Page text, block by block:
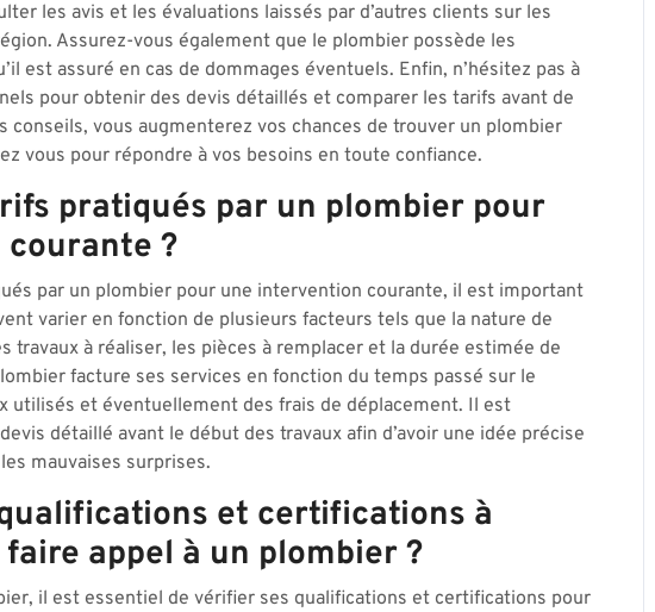
les avis et les évaluations laissés par d’autres clients sur les
Assurez-vous également que le plombier possède les
est assuré en cas de dommages éventuels. Enfin, n’hésitez pas à
pour obtenir des devis détaillés et comparer les tarifs avant de
conseils, vous augmenterez vos chances de trouver un plombier
vous pour répondre à vos besoins en toute confiance.
pratiqués par un plombier pour
?
par un plombier pour une intervention courante, il est important
varier en fonction de plusieurs facteurs tels que la nature de
travaux à réaliser, les pièces à remplacer et la durée estimée de
facture ses services en fonction du temps passé sur le
utilisés et éventuellement des frais de déplacement. Il est
détaillé avant le début des travaux afin d’avoir une idée précise
mauvaises surprises.
et certifications à
appel à un plombier ?
il est essentiel de vérifier ses qualifications et certifications pour